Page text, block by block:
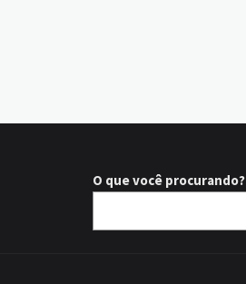
O que você procurando?